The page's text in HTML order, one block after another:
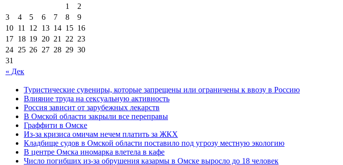
« Дек
1
2
3
4 5 6 7 8
9
10 11 12 13 14 15 16
17 18 19 20 21 22 23
24 25 26 27 28 29 30
31
Туристические сувениры, которые запрещены или ограничены к ввозу в Россию
Влияние труда на сексуальную активность
Россия зависит от зарубежных лекарств
В Омской области закрыли все переправы
Граффити в Омске
Из-за кризиса омичам нечем платить за ЖКХ
Кладбище судов в Омской области поставило под угрозу местную экологию
В центре Омска иномарка влетела в кафе
Число погибших из-за обрушения казармы в Омске выросло до 18 человек